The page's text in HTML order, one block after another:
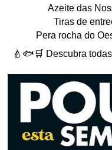
Azeite das
Tiras de
Pera rocha do
🍐🐟🛒 Descubra